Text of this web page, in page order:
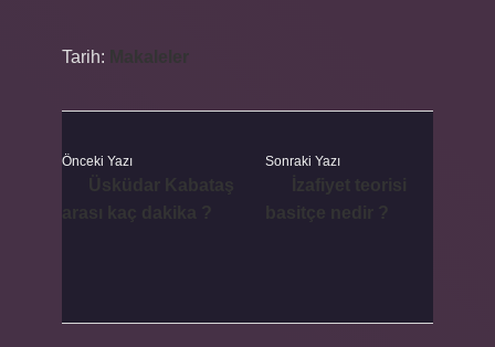
Tarih:
Önceki Yazı Sonraki Yazı